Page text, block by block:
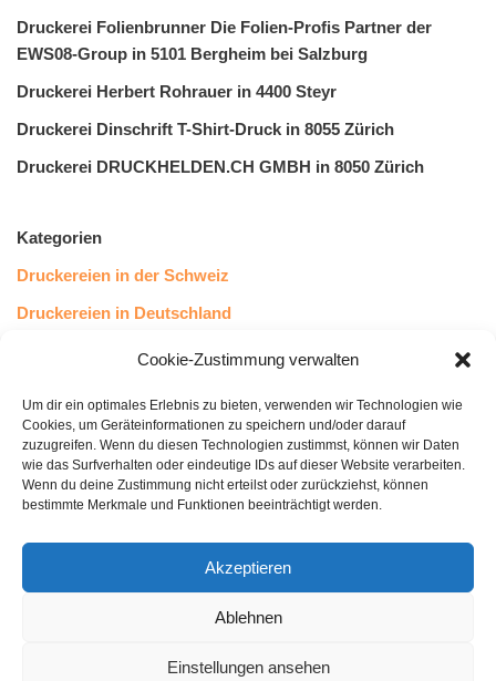
Cookie-Zustimmung verwalten
Um dir ein optimales Erlebnis zu bieten, verwenden wir Technologien wie
Cookies, um Geräteinformationen zu speichern und/oder darauf
zuzugreifen. Wenn du diesen Technologien zustimmst, können wir Daten
wie das Surfverhalten oder eindeutige IDs auf dieser Website verarbeiten.
Wenn du deine Zustimmung nicht erteilst oder zurückziehst, können
bestimmte Merkmale und Funktionen beeinträchtigt werden.
Akzeptieren
Ablehnen
Einstellungen ansehen
Druckerei Folienbrunner Die Folien-Profis Partner der
EWS08-Group in 5101 Bergheim bei Salzburg
Druckerei Herbert Rohrauer in 4400 Steyr
Druckerei Dinschrift T-Shirt-Druck in 8055 Zürich
Druckerei DRUCKHELDEN.CH GMBH in 8050 Zürich
Kategorien
Druckereien in der Schweiz
Druckereien in Deutschland
Druckereien in Österreich
Kundenstimmen
43Leserstimmen